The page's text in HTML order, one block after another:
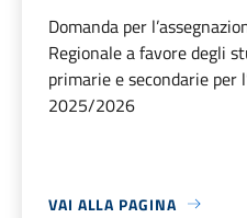
Domanda per
Regionale a favore degli
primarie e secondarie per
2025/2026
VAI ALLA PAGINA